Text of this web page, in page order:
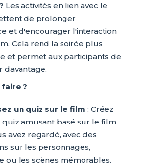
Les activités en lien avec le
de prolonger
et d'encourager l'interaction
Cela rend la soirée plus
et permet aux participants de
davantage.
?
un quiz sur le film : Créez
quiz amusant basé sur le film
avez regardé, avec des
sur les personnages,
ou les scènes mémorables.